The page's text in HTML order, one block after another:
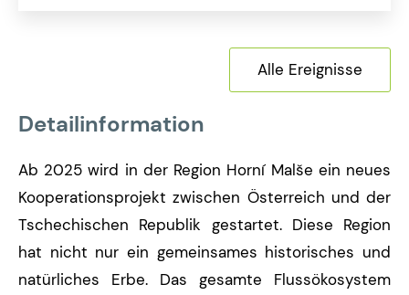
Alle Ereignisse
Detailinformation
Ab 2025 wird in der Region Horní Malše ein neues
Kooperationsprojekt zwischen Österreich und der
Tschechischen Republik gestartet. Diese Region
hat nicht nur ein gemeinsames historisches und
natürliches Erbe. Das gesamte Flussökosystem